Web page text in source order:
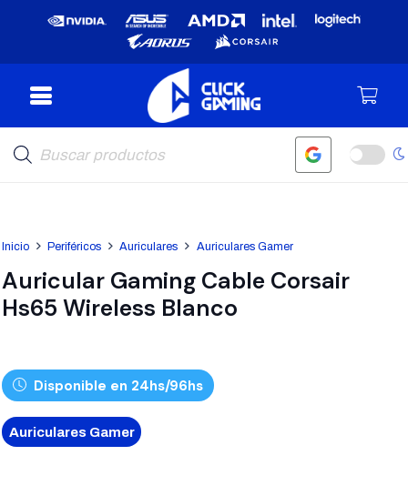
de
productos
Inicio Periféricos Auriculares Auriculares Gamer
Auricular Gaming Cable Corsair
Hs65 Wireless Blanco
Disponible en 24hs/96hs
Auriculares Gamer